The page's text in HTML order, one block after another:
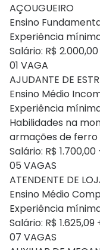
AÇOUGUEIRO
Ensino
Experiência
Salário: R$
01 VAGA
AJUDANTE DE
Ensino Médio
Experiência
Habilidades na
armações de ferro
Salário: R$
05 VAGAS
ATENDENTE DE
Ensino Médio
Experiência
Salário: R$
07 VAGAS